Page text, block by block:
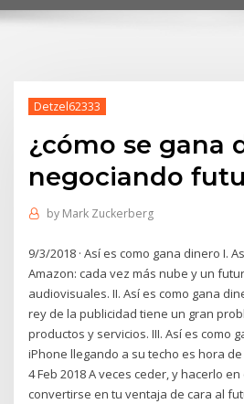
Detzel62333
¿cómo se gana
negociando
by Mark Zuckerberg
9/3/2018 · Así es como gana dinero I.
Amazon: cada vez más nube y un
audiovisuales. II. Así es como gana
rey de la publicidad tiene un gran
productos y servicios. III. Así es como
iPhone llegando a su techo es hora de
4 Feb 2018 A veces ceder, y hacerlo
convertirse en tu ventaja de cara al